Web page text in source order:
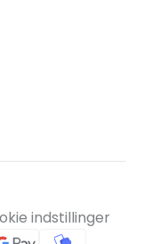
indstillinger